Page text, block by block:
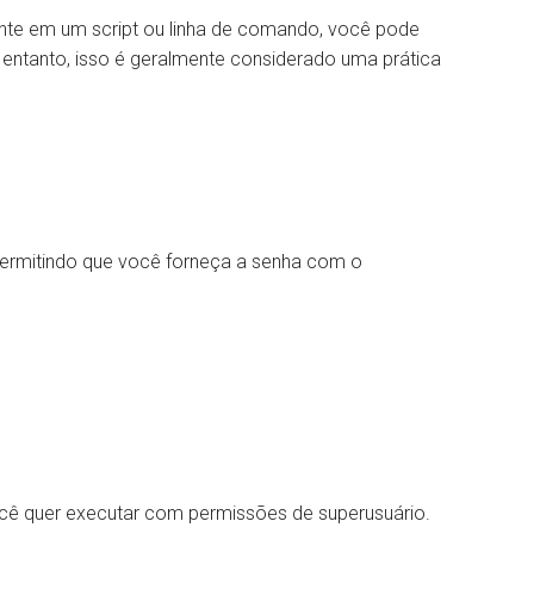
em um script ou linha de comando, você pode
isso é geralmente considerado uma prática
que você forneça a senha com o
quer executar com permissões de superusuário.